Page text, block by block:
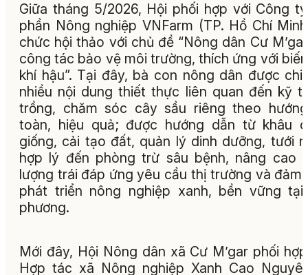
Giữa tháng 5/2026, Hội phối hợp với Công
phần Nông nghiệp VNFarm (TP. Hồ Chí
chức hội thảo với chủ đề “Nông dân Cư
công tác bảo vệ môi trường, thích ứng với
khí hậu”. Tại đây, bà con nông dân được
nhiều nội dung thiết thực liên quan đến kỹ
trồng, chăm sóc cây sầu riêng theo
toàn, hiệu quả; được hướng dẫn từ khâu
giống, cải tạo đất, quản lý dinh dưỡng, tưới
hợp lý đến phòng trừ sâu bệnh, nâng cao
lượng trái đáp ứng yêu cầu thị trường và đảm
phát triển nông nghiệp xanh, bền vững
phương.
Mới đây, Hội Nông dân xã Cư M’gar phối
Hợp tác xã Nông nghiệp Xanh Cao